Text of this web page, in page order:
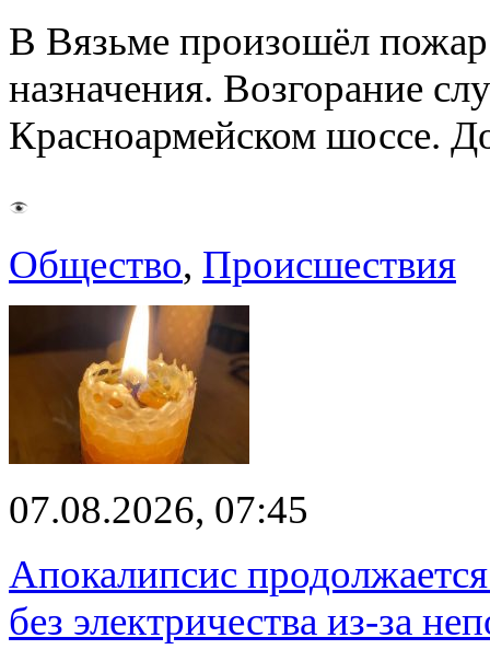
В Вязьме произошёл пожар
назначения. Возгорание
Красноармейском шоссе.
Общество, Происшествия
07.08.2026, 07:45
Апокалипсис
без электричества из-за